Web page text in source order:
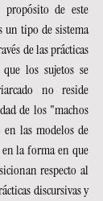
propósito de este
un tipo de sistema
de las prácticas
los sujetos se
no reside
de los "machos
en las modelos de
la forma en que
respecto al
discursivas y